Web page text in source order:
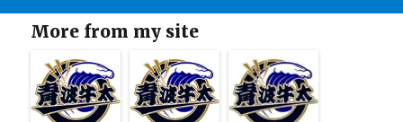
More from my site